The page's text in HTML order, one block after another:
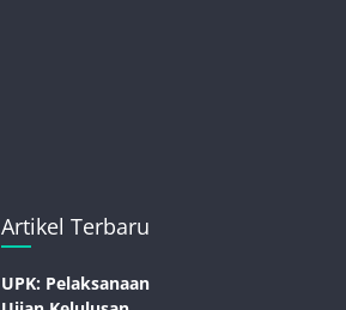
Artikel Terbaru
UPK: Pelaksanaan